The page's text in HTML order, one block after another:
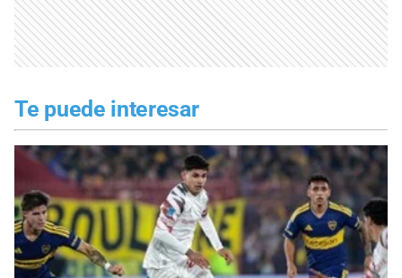
Te puede interesar